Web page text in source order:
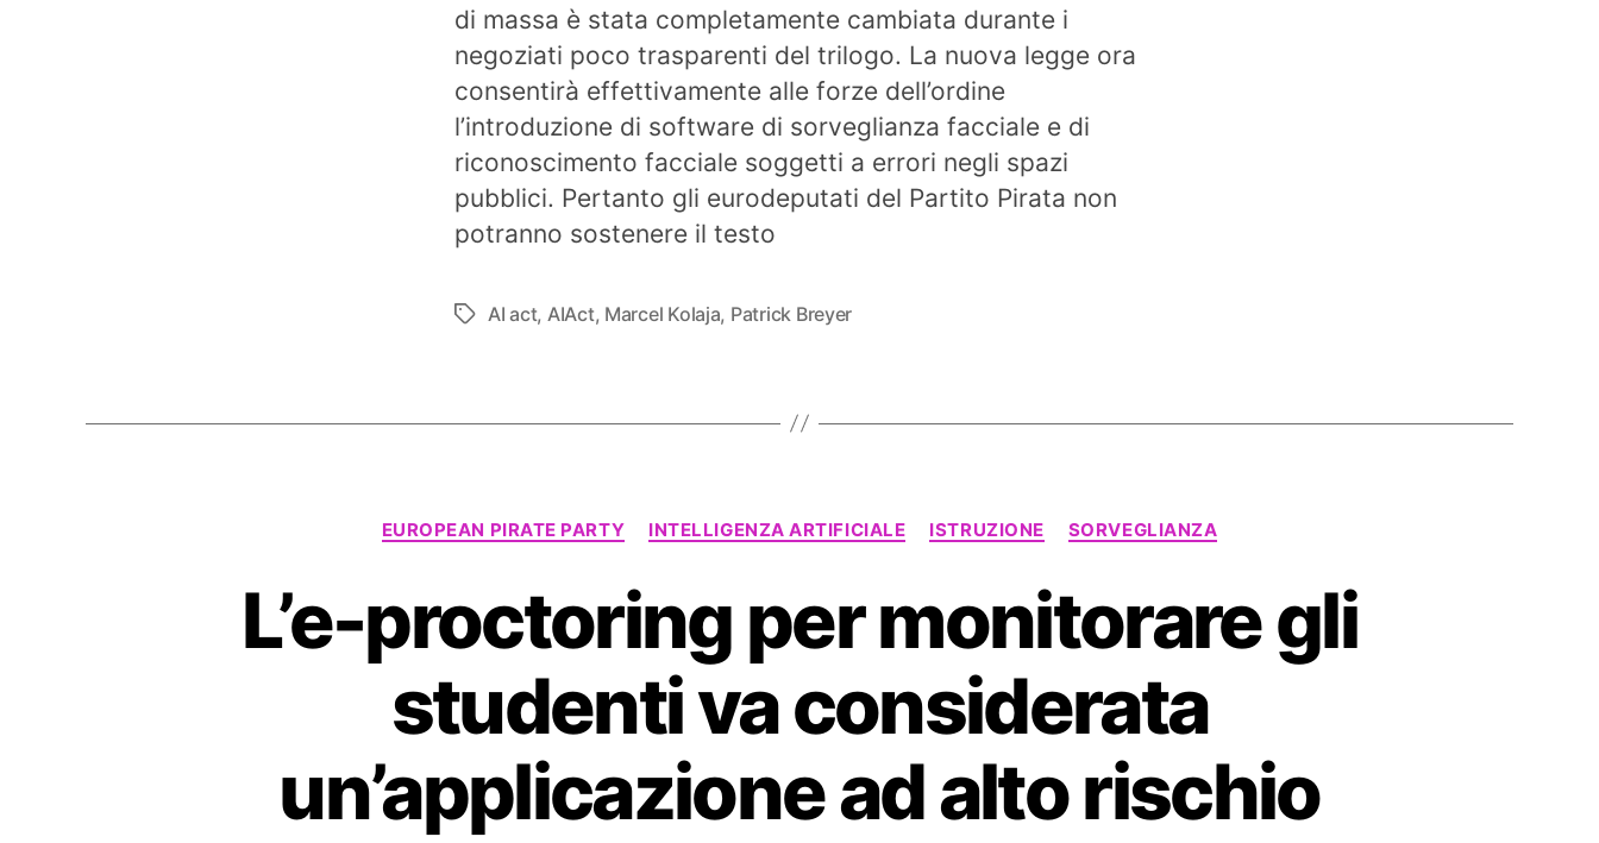
di massa è stata completamente cambiata durante i
negoziati poco trasparenti del trilogo. La nuova legge ora
consentirà effettivamente alle forze dell’ordine
l’introduzione di software di sorveglianza facciale e di
riconoscimento facciale soggetti a errori negli spazi
pubblici. Pertanto gli eurodeputati del Partito Pirata non
potranno sostenere il testo
Tag AI act, AIAct, Marcel Kolaja, Patrick Breyer
Categorie
EUROPEAN PIRATE PARTY INTELLIGENZA ARTIFICIALE ISTRUZIONE SORVEGLIANZA
L’e-proctoring per monitorare gli
studenti va considerata
un’applicazione ad alto rischio